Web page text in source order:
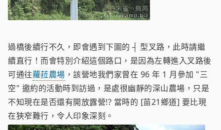
過橋後續行不久，即會遇到下圖的 ┤ 型叉路，此時請繼
續直行！而會特別介紹這個路口，是因為左轉進入叉路後
可通往蘿菈農場 ，該營地我們家曾在 96 年 1 月參加 "三
空" 邀約的活動時到訪過，是處很幽靜的深山農場，只是
不知現在是否還有開放露營!? 當時的 [苗21鄉道] 要比現
在狹窄難行，令人印象深刻。